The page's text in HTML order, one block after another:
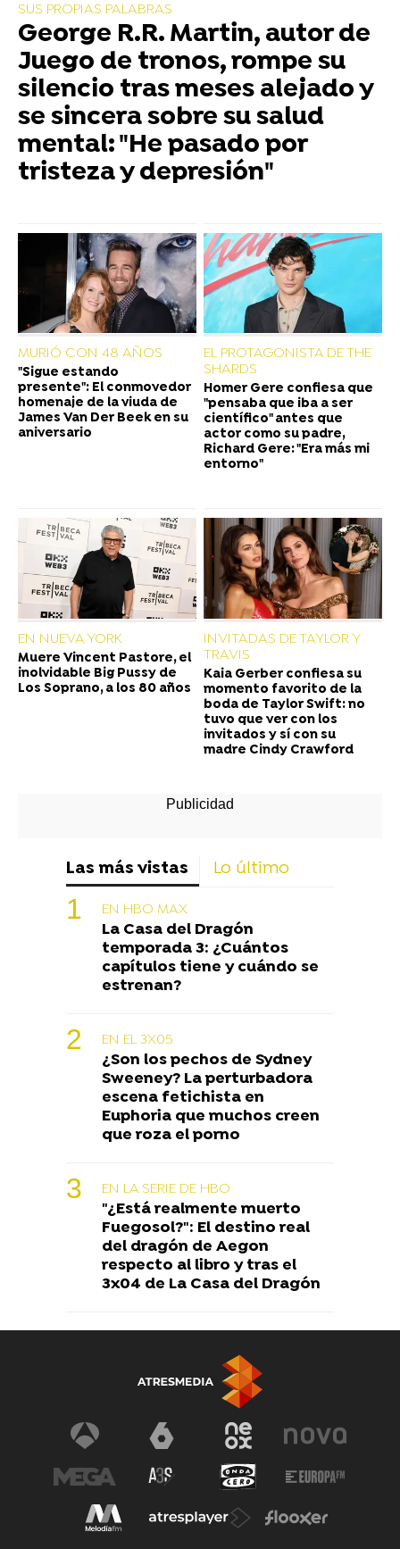
SUS PROPIAS PALABRAS
George R.R. Martin, autor de
Juego de tronos, rompe su
silencio tras meses alejado y
se sincera sobre su salud
mental: "He pasado por
tristeza y depresión"
MURIÓ CON 48 AÑOS
"Sigue estando
presente": El conmovedor
homenaje de la viuda de
James Van Der Beek en su
aniversario
EL PROTAGONISTA DE THE
SHARDS
Homer Gere confiesa que
"pensaba que iba a ser
científico" antes que
actor como su padre,
Richard Gere: "Era más mi
entorno"
EN NUEVA YORK
Muere Vincent Pastore, el
inolvidable Big Pussy de
Los Soprano, a los 80 años
INVITADAS DE TAYLOR Y
TRAVIS
Kaia Gerber confiesa su
momento favorito de la
boda de Taylor Swift: no
tuvo que ver con los
invitados y sí con su
madre Cindy Crawford
Las más vistas Lo último
EN HBO MAX
La Casa del Dragón
temporada 3: ¿Cuántos
capítulos tiene y cuándo se
estrenan?
EN EL 3X05
¿Son los pechos de Sydney
Sweeney? La perturbadora
escena fetichista en
Euphoria que muchos creen
que roza el porno
EN LA SERIE DE HBO
"¿Está realmente muerto
Fuegosol?": El destino real
del dragón de Aegon
respecto al libro y tras el
3x04 de La Casa del Dragón